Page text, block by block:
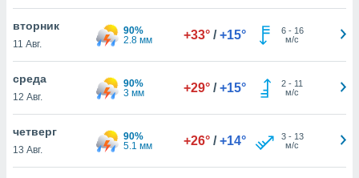
cookie
cookie
в
нашего
вторник
11 Авг.
90%
2.8 мм
+33° / +15° 6- 16
м/с
среда
12 Авг.
90%
3 мм
+29° / +15° 2- 11
м/с
четверг
13 Авг.
90%
5.1 мм
+26° / +14° 3- 13
м/с